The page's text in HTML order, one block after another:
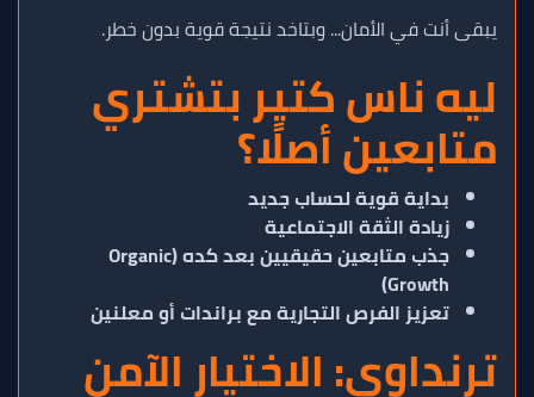
يبقى أنت في الأمان... وبتاخد نتيجة قوية بدون خطر.
ليه ناس كتير بتشتري
متابعين أصلًا؟
بداية قوية لحساب جديد
زيادة الثقة الاجتماعية
جذب متابعين حقيقيين بعد كده (Organic
Growth)
تعزيز الفرص التجارية مع براندات أو معلنين
ترنداوي: الاختيار الآمن